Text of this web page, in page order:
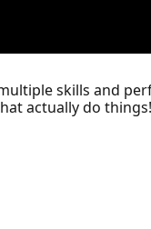
skills and
actually do things!